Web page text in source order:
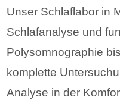
Unser Schlaflabor in
Schlafanalyse und
Polysomnographie
komplette
Analyse in der